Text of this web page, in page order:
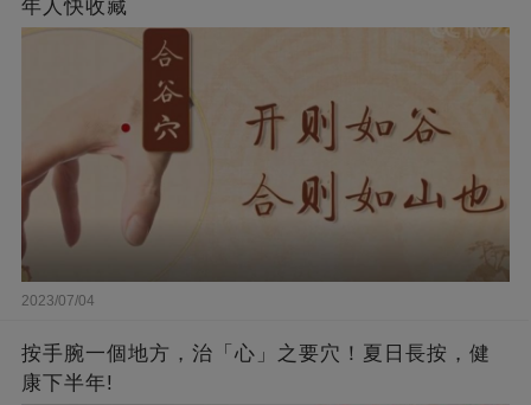
年人快收藏
2023/07/04
按手腕一個地方，治「心」之要穴！夏日長按，健
康下半年!